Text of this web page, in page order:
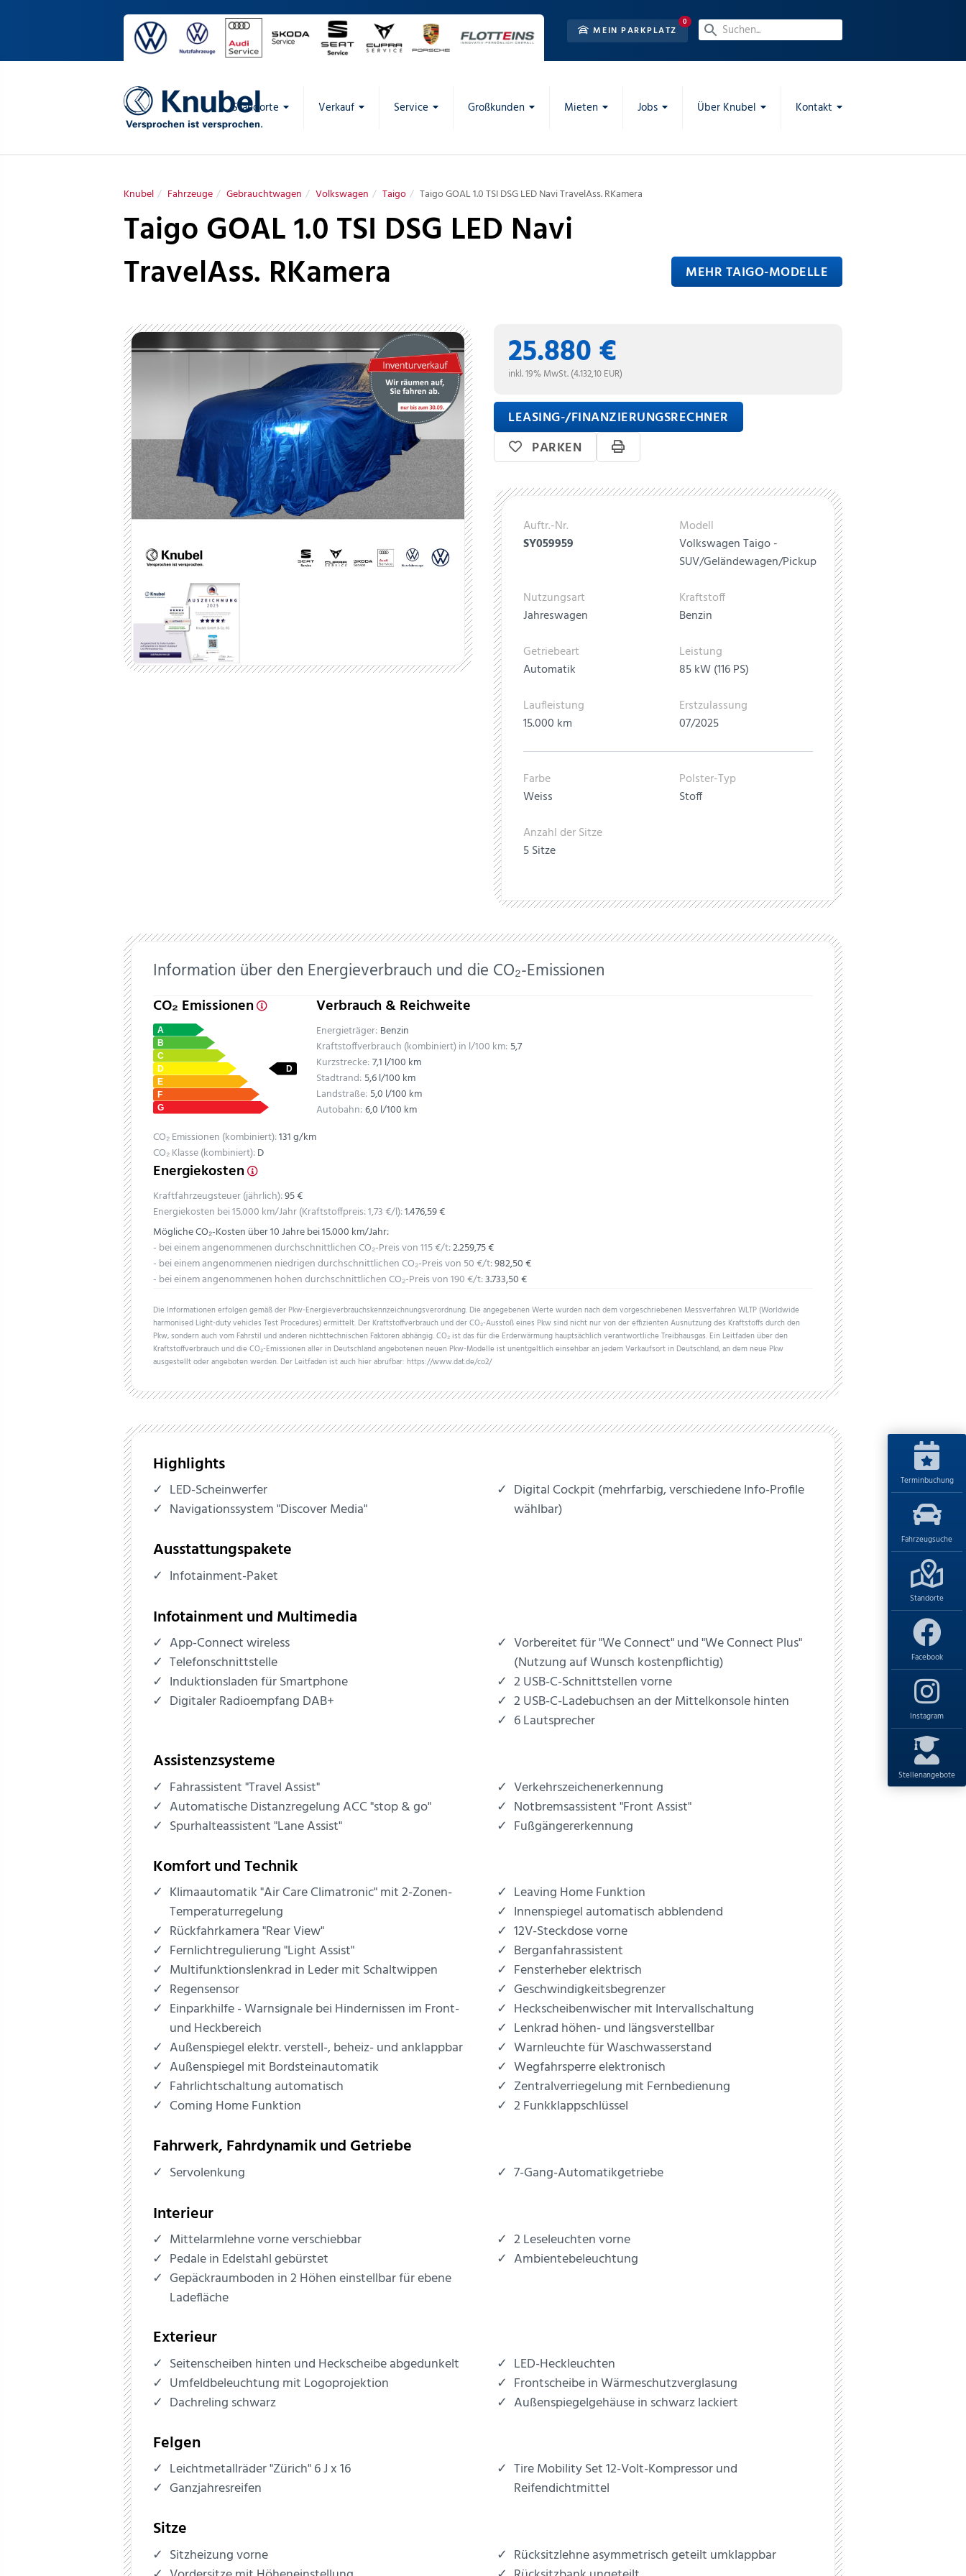
Terminbuchung
Fahrzeugsuche
Standorte
Facebook
Instagram
Stellenangebote
MEIN PARKPLATZ
0
Standorte Verkauf Service Großkunden Mieten Jobs Über Knubel Kontakt
Knubel Fahrzeuge Gebrauchtwagen Volkswagen Taigo Taigo GOAL 1.0 TSI DSG LED Navi TravelAss. RKamera
Taigo GOAL 1.0 TSI DSG LED Navi
TravelAss. RKamera
MEHR TAIGO-MODELLE
25.880 €
inkl. 19% MwSt. (4.132,10 EUR)
LEASING-/FINANZIERUNGSRECHNER
PARKEN
Auftr.-Nr.
SY059959
Modell
Volkswagen Taigo -
SUV/Geländewagen/Pickup
Nutzungsart
Jahreswagen
Kraftstoff
Benzin
Getriebeart
Automatik
Leistung
85 kW (116 PS)
Laufleistung
15.000 km
Erstzulassung
07/2025
Farbe
Weiss
Polster-Typ
Stoff
Anzahl der Sitze
5 Sitze
Information über den Energieverbrauch und die CO₂-Emissionen
CO₂ Emissionen
CO₂ Emissionen (kombiniert):131 g/km
CO₂ Klasse (kombiniert):D
Verbrauch & Reichweite
Energieträger: Benzin
Kraftstoffverbrauch (kombiniert) in l/100 km: 5,7
Kurzstrecke:7,1 l/100 km
Stadtrand: 5,6 l/100 km
Landstraße: 5,0 l/100 km
Autobahn:6,0 l/100 km
Energiekosten
Kraftfahrzeugsteuer (jährlich):95 €
Energiekosten bei 15.000 km/Jahr (Kraftstoffpreis:1,73€/l):1.476,59 €
Mögliche CO₂-Kosten über 10 Jahre bei 15.000 km/Jahr:
- bei einem angenommenen durchschnittlichen CO₂-Preis von 115 €/t:2.259,75 €
- bei einem angenommenen niedrigen durchschnittlichen CO₂-Preis von 50 €/t:982,50 €
- bei einem angenommenen hohen durchschnittlichen CO₂-Preis von 190 €/t:3.733,50 €
Die Informationen erfolgen gemäß der Pkw-Energieverbrauchskennzeichnungsverordnung. Die angegebenen Werte wurden nach dem vorgeschriebenen Messverfahren WLTP (Worldwide
harmonised Light-duty vehicles Test Procedures) ermittelt. Der Kraftstoffverbrauch und der CO₂-Ausstoß eines Pkw sind nicht nur von der effizienten Ausnutzung des Kraftstoffs durch den
Pkw, sondern auch vom Fahrstil und anderen nichttechnischen Faktoren abhängig. CO₂ ist das für die Erderwärmung hauptsächlich verantwortliche Treibhausgas. Ein Leitfaden über den
Kraftstoffverbrauch und die CO₂-Emissionen aller in Deutschland angebotenen neuen Pkw-Modelle ist unentgeltlich einsehbar an jedem Verkaufsort in Deutschland, an dem neue Pkw
ausgestellt oder angeboten werden. Der Leitfaden ist auch hier abrufbar: https://www.dat.de/co2/
Highlights
LED-Scheinwerfer
Navigationssystem "Discover Media"
Digital Cockpit (mehrfarbig, verschiedene Info-Profile
wählbar)
Ausstattungspakete
Infotainment-Paket
Infotainment und Multimedia
App-Connect wireless
Telefonschnittstelle
Induktionsladen für Smartphone
Digitaler Radioempfang DAB+
Vorbereitet für "We Connect" und "We Connect Plus"
(Nutzung auf Wunsch kostenpflichtig)
2 USB-C-Schnittstellen vorne
2 USB-C-Ladebuchsen an der Mittelkonsole hinten
6 Lautsprecher
Assistenzsysteme
Fahrassistent "Travel Assist"
Automatische Distanzregelung ACC "stop & go"
Spurhalteassistent "Lane Assist"
Verkehrszeichenerkennung
Notbremsassistent "Front Assist"
Fußgängererkennung
Komfort und Technik
Klimaautomatik "Air Care Climatronic" mit 2-Zonen-
Temperaturregelung
Rückfahrkamera "Rear View"
Fernlichtregulierung "Light Assist"
Multifunktionslenkrad in Leder mit Schaltwippen
Regensensor
Einparkhilfe - Warnsignale bei Hindernissen im Front-
und Heckbereich
Außenspiegel elektr. verstell-, beheiz- und anklappbar
Außenspiegel mit Bordsteinautomatik
Fahrlichtschaltung automatisch
Coming Home Funktion
Leaving Home Funktion
Innenspiegel automatisch abblendend
12V-Steckdose vorne
Berganfahrassistent
Fensterheber elektrisch
Geschwindigkeitsbegrenzer
Heckscheibenwischer mit Intervallschaltung
Lenkrad höhen- und längsverstellbar
Warnleuchte für Waschwasserstand
Wegfahrsperre elektronisch
Zentralverriegelung mit Fernbedienung
2 Funkklappschlüssel
Fahrwerk, Fahrdynamik und Getriebe
Servolenkung 7-Gang-Automatikgetriebe
Interieur
Mittelarmlehne vorne verschiebbar
Pedale in Edelstahl gebürstet
Gepäckraumboden in 2 Höhen einstellbar für ebene
Ladefläche
2 Leseleuchten vorne
Ambientebeleuchtung
Exterieur
Seitenscheiben hinten und Heckscheibe abgedunkelt
Umfeldbeleuchtung mit Logoprojektion
Dachreling schwarz
LED-Heckleuchten
Frontscheibe in Wärmeschutzverglasung
Außenspiegelgehäuse in schwarz lackiert
Felgen
Leichtmetallräder "Zürich" 6 J x 16
Ganzjahresreifen
Tire Mobility Set 12-Volt-Kompressor und
Reifendichtmittel
Sitze
Sitzheizung vorne
Rücksitzlehne asymmetrisch geteilt umklappbar